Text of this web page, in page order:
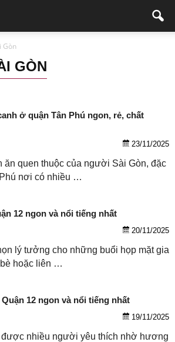
Gòn
GÒN
ăn Sài Gòn Spa Thẩm mỹ
Vận tải
ở quận Tân Phú ngon, rẻ, chất
23/11/2025
ăn quen thuộc của người Sài Gòn, đặc
nơi có nhiều …
12 ngon và nổi tiếng nhất
20/11/2025
lý tưởng cho những buổi họp mặt gia
hoặc liên …
12 ngon và nổi tiếng nhất
19/11/2025
được nhiều người yêu thích nhờ hương